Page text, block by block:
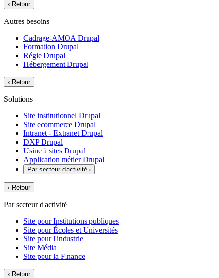
‹ Retour
Autres besoins
Cadrage-AMOA Drupal
Formation Drupal
Régie Drupal
Hébergement Drupal
‹ Retour
Solutions
Site institutionnel Drupal
Site ecommerce Drupal
Intranet - Extranet Drupal
DXP Drupal
Usine à sites Drupal
Application métier Drupal
Par secteur d'activité ›
‹ Retour
Par secteur d'activité
Site pour Institutions publiques
Site pour Écoles et Universités
Site pour l'industrie
Site Média
Site pour la Finance
‹ Retour